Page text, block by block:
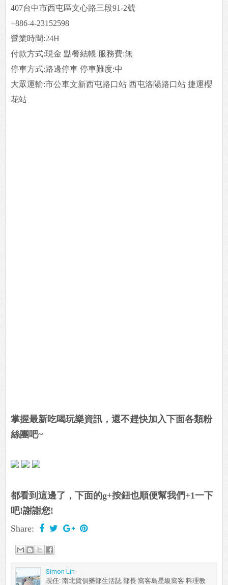
407台中市西屯區文心路三段91-2號
+886-4-23152598
營業時間:24H
付款方式:現金 點餐結帳 服務費:無
停車方式:路邊停車 停車難度:中
大眾運輸:市公車文新西屯路口站 西屯洛陽路口站 捷運櫻
花站
掌握最新吃喝玩樂資訊，還不趕快加入下面各類粉
絲團吧~
都看到這邊了，下面的g+按鈕也順便幫我們+1一下
吧!謝謝您!
Share:
Simon Lin
現任: 南北貨俱樂部生活誌 部長 窩客島星級窩客 料理教